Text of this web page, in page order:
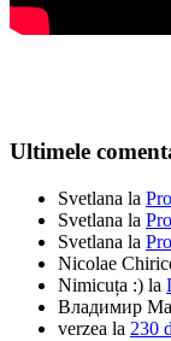
Ultimele
Svetlana la
Svetlana la
Svetlana la
Nicolae
Nimicuța :) la
Владимир
verzea la 230